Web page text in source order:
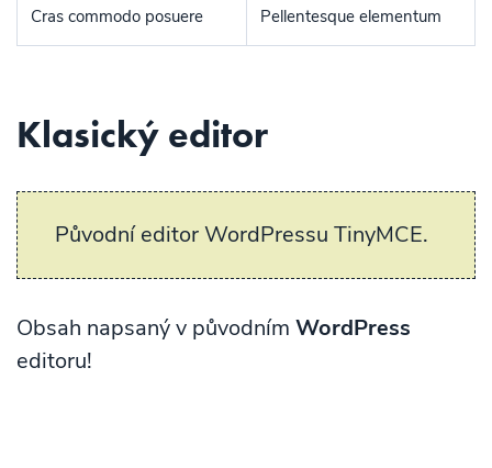
Cras commodo posuere Pellentesque elementum
Klasický editor
Původní editor WordPressu TinyMCE.
Obsah napsaný v původním WordPress
editoru!